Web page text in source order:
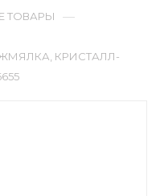
ТОВАРЫ —
КРИСТАЛЛ-